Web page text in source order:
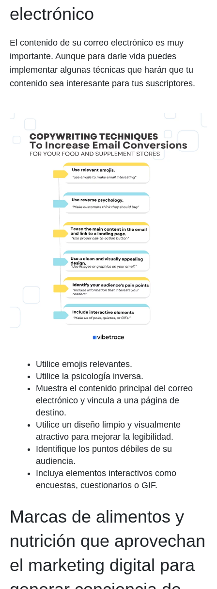
electrónico
El contenido de su correo electrónico es muy
importante. Aunque para darle vida puedes
implementar algunas técnicas que harán que tu
contenido sea interesante para tus suscriptores.
Utilice emojis relevantes.
Utilice la psicología inversa.
Muestra el contenido principal del correo
electrónico y vincula a una página de
destino.
Utilice un diseño limpio y visualmente
atractivo para mejorar la legibilidad.
Identifique los puntos débiles de su
audiencia.
Incluya elementos interactivos como
encuestas, cuestionarios o GIF.
Marcas de alimentos y
nutrición que aprovechan
el marketing digital para